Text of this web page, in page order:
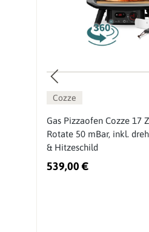
Cozze
Gas Pizzaofen Cozze 17
Rotate 50 mBar, inkl.
& Hitzeschild
539,00 €